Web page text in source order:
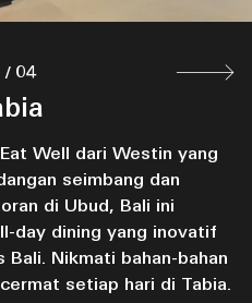
Well dari Westin yang
seimbang dan
di Ubud, Bali ini
day dining yang inovatif
Nikmati bahan-bahan
setiap hari di Tabia.
pada oven berbahan
bersantap alfresco yang
Bali. Restoran Mediterania
yang dipersiapkan
bahan lokal dan
Bar
hidangan ringan di Lobby
di Ubud. Bersantai di
infinity pool
lanskap sekitarnya.
/ 04